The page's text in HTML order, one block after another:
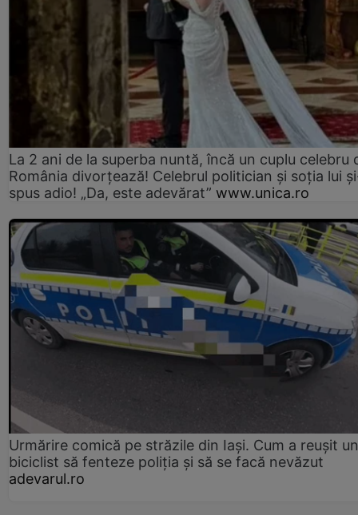
La 2 ani de la superba nuntă, încă un cuplu celebru
România divorțează! Celebrul politician și soția lui
spus adio! „Da, este adevărat” www.unica.ro
Urmărire comică pe străzile din Iași. Cum a reușit un
biciclist să fenteze poliția și să se facă nevăzut
adevarul.ro